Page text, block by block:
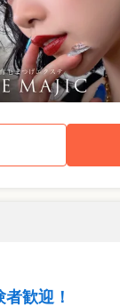
歓迎！